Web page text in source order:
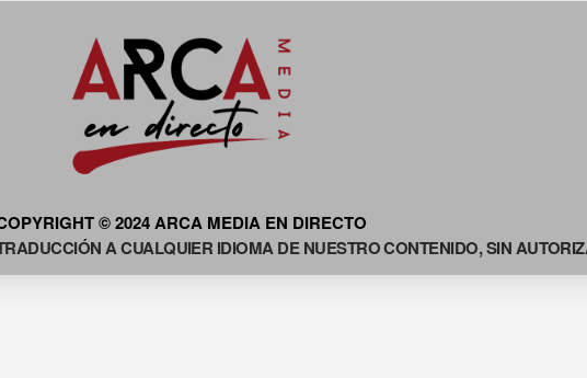
© 2024 ARCA MEDIA EN DIRECTO
A CUALQUIER IDIOMA DE NUESTRO CONTENIDO, SIN